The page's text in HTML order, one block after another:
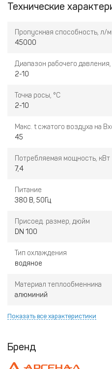
Технические
Пропускная способность, л/
45000
Диапазон рабочего давления,
2-10
Точка росы, °C
2-10
Макс. t сжатого воздуха на
45
Потребляемая мощность, кВт
7,4
Питание
380 В, 50Гц
Присоед. размер, дюйм
DN 100
Тип охлаждения
водяное
Материал теплообменника
алюминий
Показать все характеристики
Бренд